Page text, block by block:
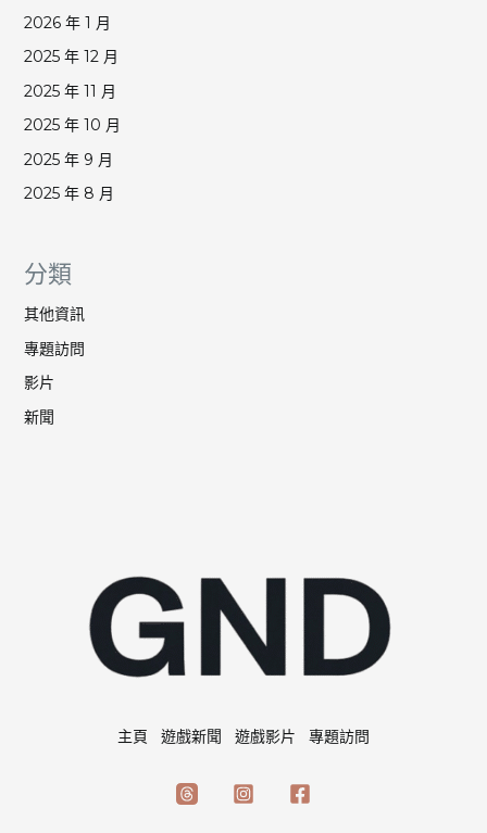
2026 年 1 月
2025 年 12 月
2025 年 11 月
2025 年 10 月
2025 年 9 月
2025 年 8 月
分類
其他資訊
專題訪問
影片
新聞
主頁 遊戲新聞 遊戲影片 專題訪問